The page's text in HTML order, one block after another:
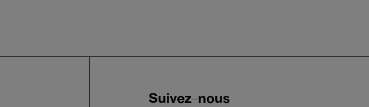
Suivez-nous